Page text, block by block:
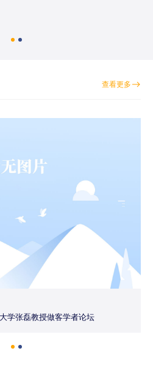
查看更多
学张磊教授做客学者论坛